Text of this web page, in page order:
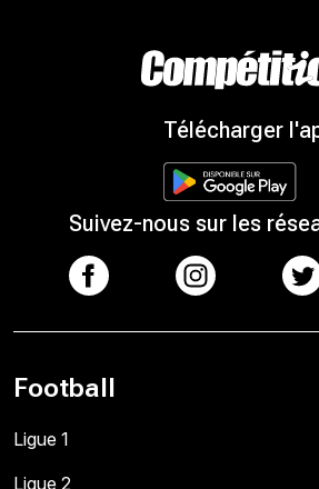
Télécharger
Suivez-nous sur les
Football
Ligue 1
Ligue 2